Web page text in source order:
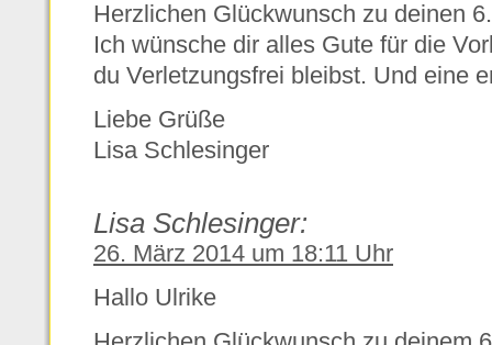
Herzlichen Glückwunsch zu deinen
Ich wünsche dir alles Gute für die
du Verletzungsfrei bleibst. Und eine
Liebe Grüße
Lisa Schlesinger
Lisa Schlesinger:
26. März 2014 um 18:11 Uhr
Hallo Ulrike